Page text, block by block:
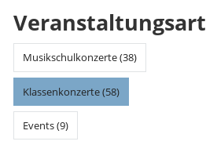
Veranstaltungsart
Musikschulkonzerte (38)
Klassenkonzerte (58)
Events (9)